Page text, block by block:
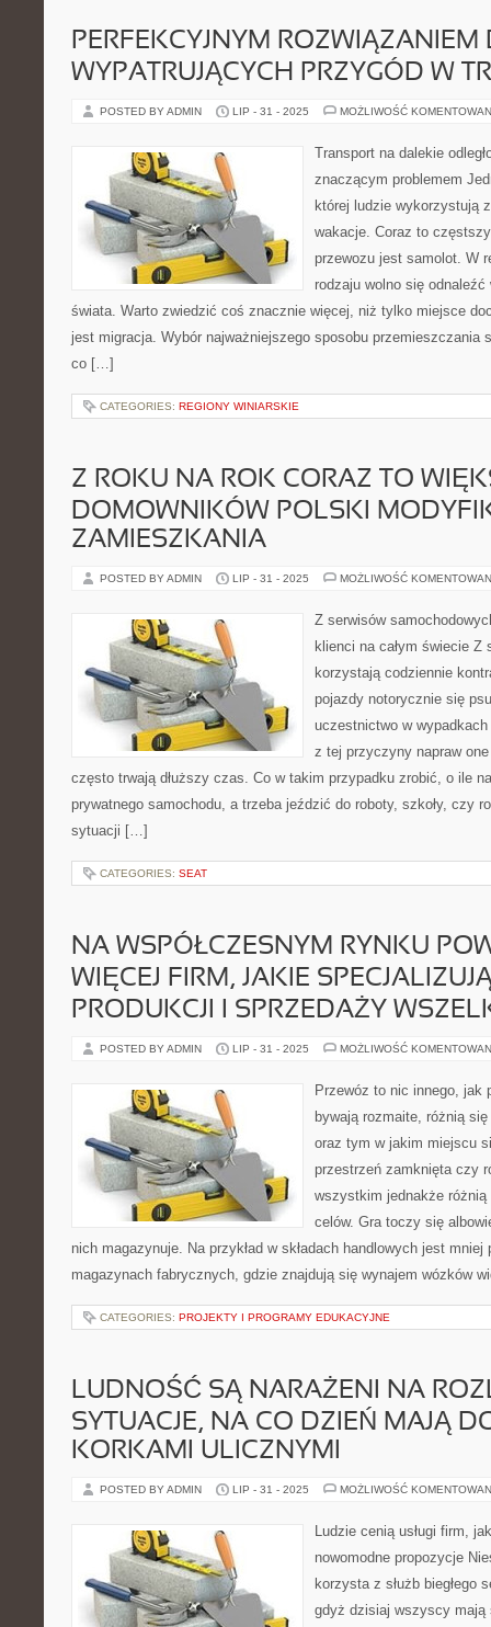
PERFEKCYJNYM ROZWIĄZANIEM
WYPATRUJĄCYCH PRZYGÓD W
POSTED BY ADMIN LIP - 31 - 2025 MOŻLIWOŚĆ
Transport na dalekie
znaczącym problemem
której ludzie wykorzystują
wakacje. Coraz to
przewozu jest samolot. W
rodzaju wolno się odnaleźć
świata. Warto zwiedzić coś znacznie więcej, niż tylko miejsce
jest migracja. Wybór najważniejszego sposobu przemieszczania
co […]
CATEGORIES: REGIONY WINIARSKIE
Z ROKU NA ROK CORAZ TO
DOMOWNIKÓW POLSKI
ZAMIESZKANIA
POSTED BY ADMIN LIP - 31 - 2025 MOŻLIWOŚĆ
Z serwisów
klienci na całym świecie Z
korzystają codziennie
pojazdy notorycznie się
uczestnictwo w
z tej przyczyny napraw
często trwają dłuższy czas. Co w takim przypadku zrobić, o ile
prywatnego samochodu, a trzeba jeździć do roboty, szkoły, czy
sytuacji […]
CATEGORIES: SEAT
NA WSPÓŁCZESNYM RYNKU
WIĘCEJ FIRM, JAKIE
PRODUKCJI I SPRZEDAŻY
POSTED BY ADMIN LIP - 31 - 2025 MOŻLIWOŚĆ
Przewóz to nic innego, jak
bywają rozmaite, różnią
oraz tym w jakim miejscu
przestrzeń zamknięta czy
wszystkim jednakże
celów. Gra toczy się
nich magazynuje. Na przykład w składach handlowych jest mniej
magazynach fabrycznych, gdzie znajdują się wynajem wózków
CATEGORIES: PROJEKTY I PROGRAMY EDUKACYJNE
LUDNOŚĆ SĄ NARAŻENI NA
SYTUACJE, NA CO DZIEŃ MAJĄ
KORKAMI ULICZNYMI
POSTED BY ADMIN LIP - 31 - 2025 MOŻLIWOŚĆ
Ludzie cenią usługi firm,
nowomodne propozycje
korzysta z służb biegłego
gdyż dzisiaj wszyscy mają